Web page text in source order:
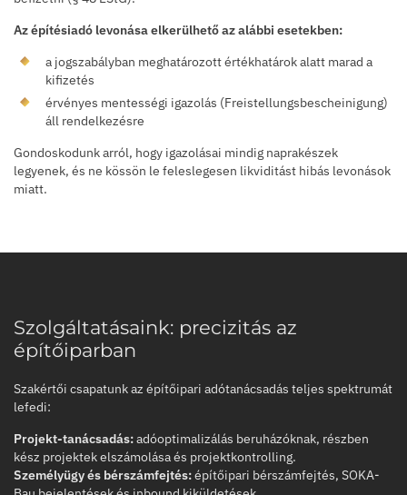
Az építésiadó levonása elkerülhető az alábbi esetekben:
a jogszabályban meghatározott értékhatárok alatt marad a
kifizetés
érvényes mentességi igazolás (Freistellungsbescheinigung)
áll rendelkezésre
Gondoskodunk arról, hogy igazolásai mindig naprakészek
legyenek, és ne kössön le feleslegesen likviditást hibás levonások
miatt.
Szolgáltatásaink: precizitás az
építőiparban
Szakértői csapatunk az építőipari adótanácsadás teljes spektrumát
lefedi:
Projekt-tanácsadás:adóoptimalizálás beruházóknak, részben
kész projektek elszámolása és projektkontrolling.
Személyügy és bérszámfejtés:építőipari bérszámfejtés, SOKA-